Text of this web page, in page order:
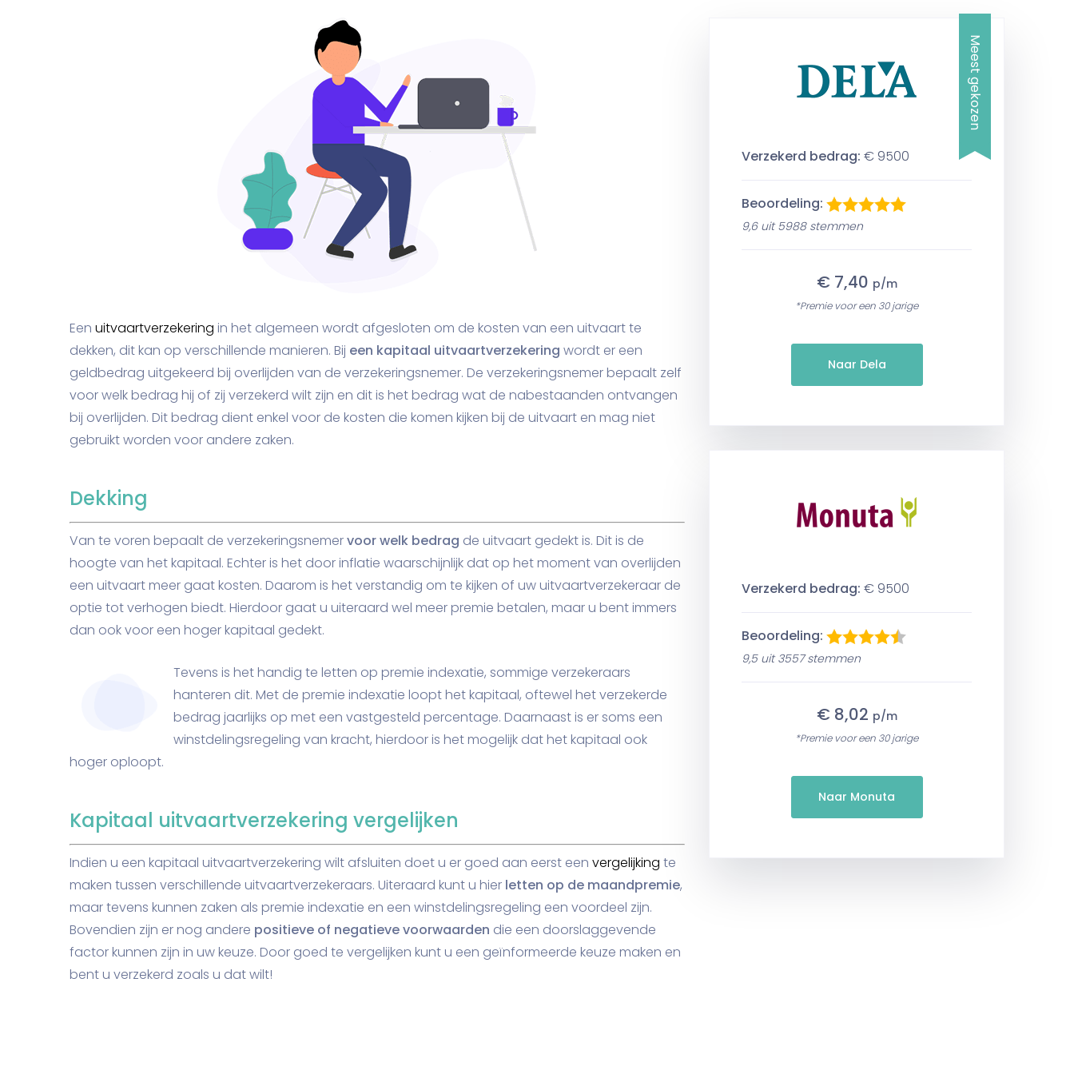
Een uitvaartverzekering in het algemeen wordt afgesloten om de kosten van een uitvaart te
dekken, dit kan op verschillende manieren. Bij een kapitaal uitvaartverzekering wordt er een
geldbedrag uitgekeerd bij overlijden van de verzekeringsnemer. De verzekeringsnemer bepaalt zelf
voor welk bedrag hij of zij verzekerd wilt zijn en dit is het bedrag wat de nabestaanden ontvangen
bij overlijden. Dit bedrag dient enkel voor de kosten die komen kijken bij de uitvaart en mag niet
gebruikt worden voor andere zaken.
Dekking
Van te voren bepaalt de verzekeringsnemervoor welk bedrag de uitvaart gedekt is. Dit is de
hoogte van het kapitaal. Echter is het door inflatie waarschijnlijk dat op het moment van overlijden
een uitvaart meer gaat kosten. Daarom is het verstandig om te kijken of uw uitvaartverzekeraar de
optie tot verhogen biedt. Hierdoor gaat u uiteraard wel meer premie betalen, maar u bent immers
dan ook voor een hoger kapitaal gedekt.
Tevens is het handig te letten op premie indexatie, sommige verzekeraars
hanteren dit. Met de premie indexatie loopt het kapitaal, oftewel het verzekerde
bedrag jaarlijks op met een vastgesteld percentage. Daarnaast is er soms een
winstdelingsregeling van kracht, hierdoor is het mogelijk dat het kapitaal ook
hoger oploopt.
Kapitaal uitvaartverzekering vergelijken
Indien u een kapitaal uitvaartverzekering wilt afsluiten doet u er goed aan eerst een vergelijking te
maken tussen verschillende uitvaartverzekeraars. Uiteraard kunt u hier letten op de maandpremie,
maar tevens kunnen zaken als premie indexatie en een winstdelingsregeling een voordeel zijn.
Bovendien zijn er nog andere positieve of negatieve voorwaarden die een doorslaggevende
factor kunnen zijn in uw keuze. Door goed te vergelijken kunt u een geïnformeerde keuze maken en
bent u verzekerd zoals u dat wilt!
Meest gekozen
Verzekerd bedrag: € 9500
Beoordeling:
9,6 uit 5988 stemmen
€ 7,40 p/m
*Premie voor een 30 jarige
Naar Dela
Verzekerd bedrag: € 9500
Beoordeling:
9,5 uit 3557 stemmen
€ 8,02 p/m
*Premie voor een 30 jarige
Naar Monuta